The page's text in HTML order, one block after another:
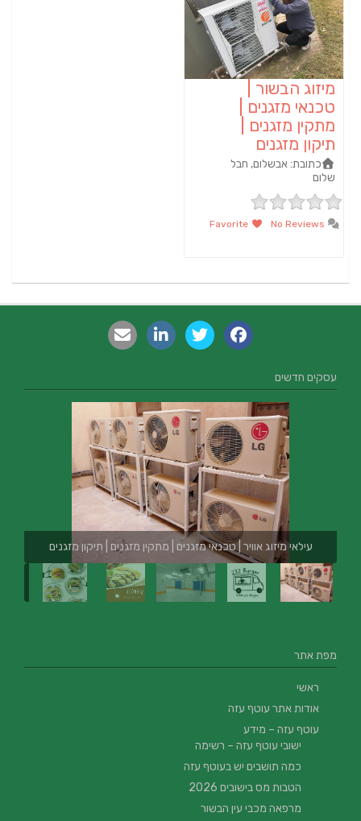
מיזוג הבשור |
טכנאי מזגנים |
מתקין מזגנים |
תיקון מזגנים
כתובת:אבשלום, חבל
שלום
עסקים חדשים
עילאי מיזוג אוויר | טכנאי מזגנים | מתקין מזגנים | תיקון מזגנים
מפת אתר
ראשי
אודות אתר עוטף עזה
עוטף עזה – מידע
ישובי עוטף עזה – רשימה
כמה תושבים יש בעוטף עזה
הטבות מס בישובים 2026
מרפאה מכבי עין הבשור